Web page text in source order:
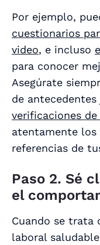
Por ejemplo,
cuestionarios
video, e incluso
para conocer
Asegúrate
de
verificaciones
atentamente los
referencias de
Paso 2. Sé
el
Cuando se trata
laboral